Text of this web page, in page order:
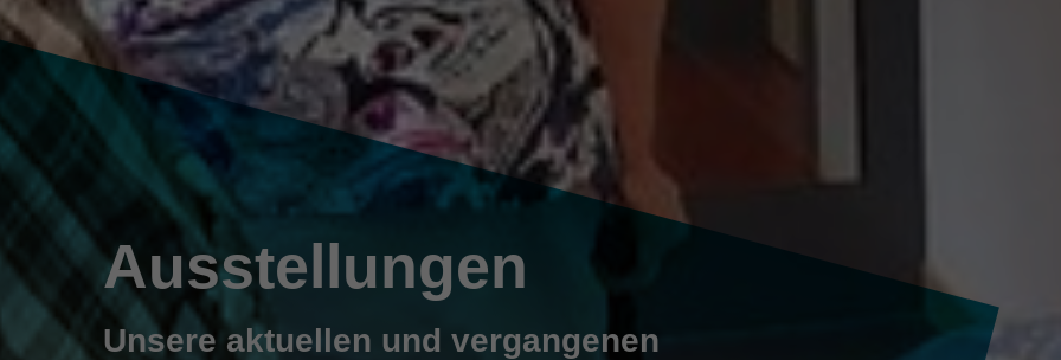
Ausstellungen
Unsere aktuellen und vergangenen